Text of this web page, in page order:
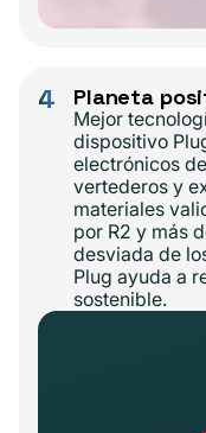
4 Planeta
Mejor
dispositivo
electrónicos
vertederos y
materiales
por R2 y más
desviada de
Plug ayuda a
sostenible.